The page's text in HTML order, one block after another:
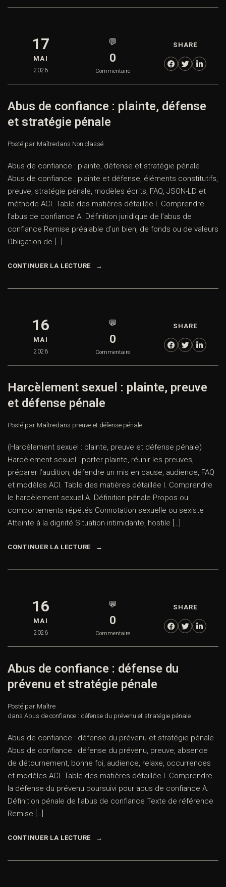
17
MAI
2026
💬
0
Commentaire
SHARE
Abus de confiance : plainte, défense
et stratégie pénale
Posté par Maîtredans Non classé
Abus de confiance : plainte, défense et stratégie pénale
Abus de confiance : plainte et défense, éléments constitutifs,
preuve, stratégie pénale, modèles écrits, FAQ, JSON-LD et
méthode ACI. Table des matières détaillée I. Comprendre
l’abus de confiance A. Définition juridique de l’abus de
confiance Remise préalable d’un bien, de fonds ou de valeurs
Obligation de […]
CONTINUER LA LECTURE
16
MAI
2026
💬
0
Commentaire
SHARE
Harcèlement sexuel : plainte, preuve
et défense pénale
Posté par Maîtredans preuve et défense pénale
(Harcèlement sexuel : plainte, preuve et défense pénale)
Harcèlement sexuel : porter plainte, réunir les preuves,
préparer l’audition, défendre un mis en cause, audience, FAQ
et modèles ACI. Table des matières détaillée I. Comprendre
le harcèlement sexuel A. Définition pénale Propos ou
comportements répétés Connotation sexuelle ou sexiste
Atteinte à la dignité Situation intimidante, hostile […]
CONTINUER LA LECTURE
16
MAI
2026
💬
0
Commentaire
SHARE
Abus de confiance : défense du
prévenu et stratégie pénale
Posté par Maître
dans Abus de confiance : défense du prévenu et stratégie pénale
Abus de confiance : défense du prévenu et stratégie pénale
Abus de confiance : défense du prévenu, preuve, absence
de détournement, bonne foi, audience, relaxe, occurrences
et modèles ACI. Table des matières détaillée I. Comprendre
la défense du prévenu poursuivi pour abus de confiance A.
Définition pénale de l’abus de confiance Texte de référence
Remise […]
CONTINUER LA LECTURE